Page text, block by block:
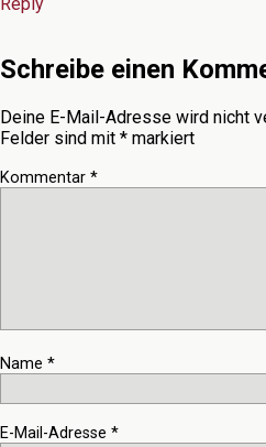
Schreibe einen
Deine E-Mail-Adresse wird nicht
Felder sind mit * markiert
Kommentar *
Name *
E-Mail-Adresse *